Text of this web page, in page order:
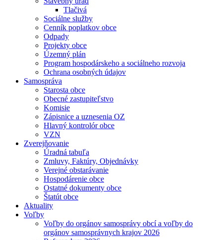
Tlačivá
Sociálne služby
Cenník poplatkov obce
Odpady
Projekty obce
Územný plán
Program hospodárskeho a sociálneho rozvoja
Ochrana osobných údajov
Samospráva
Starosta obce
Obecné zastupiteľstvo
Komisie
Zápisnice a uznesenia OZ
Hlavný kontrolór obce
VZN
Zverejňovanie
Úradná tabuľa
Zmluvy, Faktúry, Objednávky
Verejné obstarávanie
Hospodárenie obce
Ostatné dokumenty obce
Štatút obce
Aktuality
Voľby
Voľby do orgánov samosprávy obcí a voľby do
orgánov samosprávnych krajov 2026